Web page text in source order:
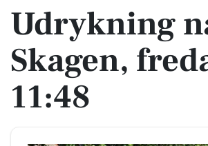
Udrykning
Skagen,
11:48